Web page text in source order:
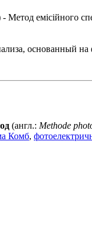
- Метод емісійного
основанный
(англ.: Methode
Комб,